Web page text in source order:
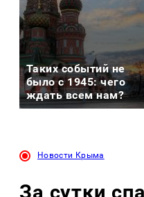
Таких событий не
было с 1945: чего
ждать всем нам?
Новости Крыма